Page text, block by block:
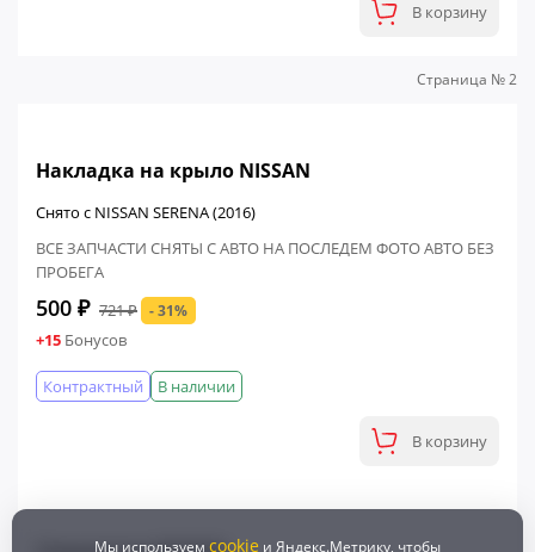
В корзину
Страница № 2
ВСЕ ЗАПЧАСТИ СНЯТЫ С АВТО НА ПОСЛЕДЕМ ФОТО АВТО БЕЗ
ПРОБЕГАМы используем cookie и Яндекс.Метрику, чтобы